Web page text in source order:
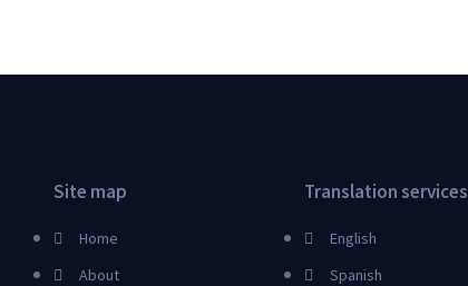
Site map
Home
About
Translation services
English
Spanish